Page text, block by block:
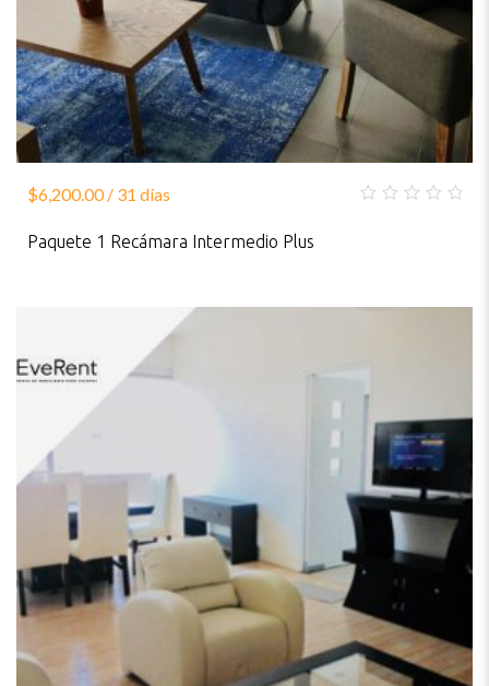
$6,200.00/ 31 días
Paquete 1 Recámara Intermedio Plus